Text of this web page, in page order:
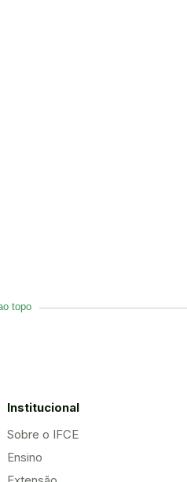
topo
Institucional
Sobre o IFCE
Ensino